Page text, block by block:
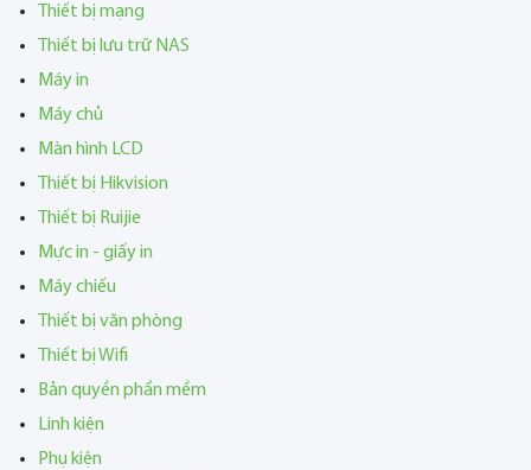
Thiết bị mạng
Thiết bị lưu trữ NAS
Máy in
Máy chủ
Màn hình LCD
Thiết bị Hikvision
Thiết bị Ruijie
Mực in - giấy in
Máy chiếu
Thiết bị văn phòng
Thiết bị Wifi
Bản quyền phần mềm
Linh kiện
Phụ kiện